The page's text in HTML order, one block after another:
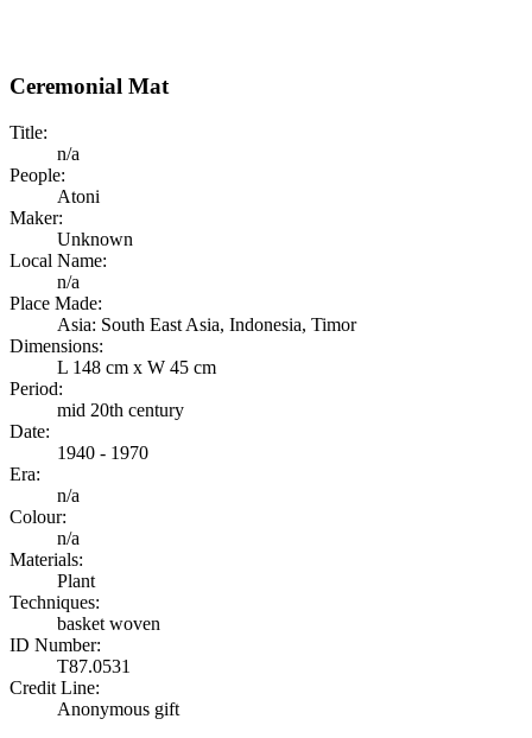
Ceremonial Mat
Title:
n/a
People:
Atoni
Maker:
Unknown
Local Name:
n/a
Place Made:
Asia: South East Asia, Indonesia, Timor
Dimensions:
L 148 cm x W 45 cm
Period:
mid 20th century
Date:
1940 - 1970
Era:
n/a
Colour:
n/a
Materials:
Plant
Techniques:
basket woven
ID Number:
T87.0531
Credit Line:
Anonymous gift